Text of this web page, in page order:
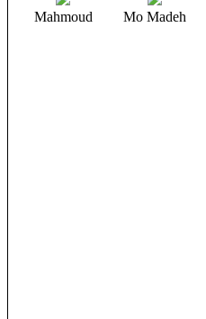
Mahmoud Mo Madeh